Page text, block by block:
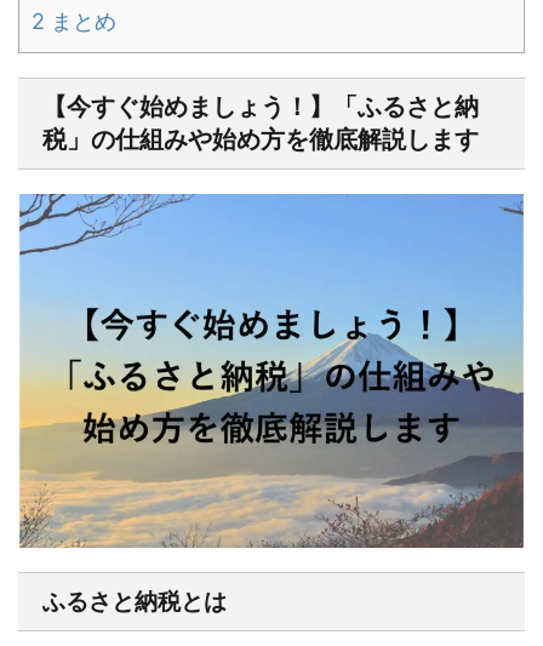
2 まとめ
【今すぐ始めましょう！】「ふるさと納
税」の仕組みや始め方を徹底解説します
ふるさと納税とは